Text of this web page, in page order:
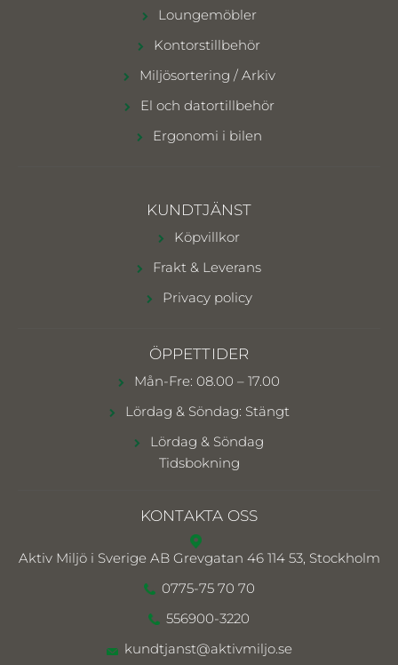
Loungemöbler
Kontorstillbehör
Miljösortering / Arkiv
El och datortillbehör
Ergonomi i bilen
KUNDTJÄNST
Köpvillkor
Frakt & Leverans
Privacy policy
ÖPPETTIDER
Mån-Fre: 08.00 – 17.00
Lördag & Söndag: Stängt
Lördag & Söndag
Tidsbokning
KONTAKTA OSS
Aktiv Miljö i Sverige AB Grevgatan 46 114 53, Stockholm
0775-75 70 70
556900-3220
kundtjanst@aktivmiljo.se